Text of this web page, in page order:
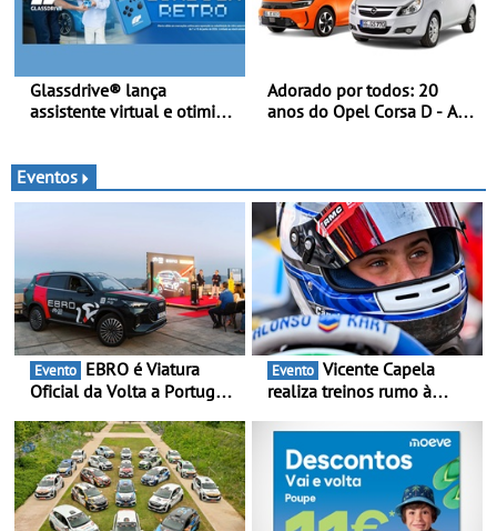
Glassdrive® lança
assistente virtual e otimiza
“Ana” está disponível 24
horas por dia e reforça o
Adorado por todos: 20
anos do Opel Corsa D - A
Automóvel Britânico, em
Londres
Eventos
Evento
Oficial da Volta a Portugal
presença nacional ao lado
da mítica prova de ciclismo
e leva a sua gama SUV
multi-energia às estradas
de Portugal
Evento
realiza treinos rumo à
Portugal Karting e mira boa
estreia - O Campeonato
Portugal Karting 2026
decorre entre 1 de Março e
6 de Setembro